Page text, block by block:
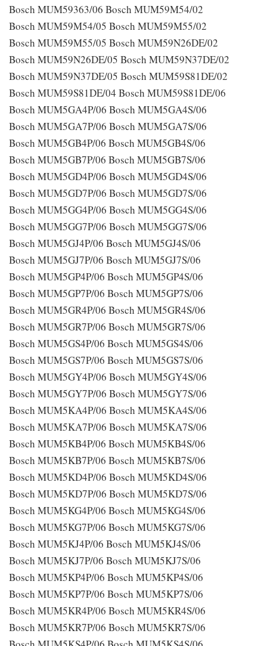
Bosch MUM59363/06 Bosch MUM59M54/02
Bosch MUM59M54/05 Bosch MUM59M55/02
Bosch MUM59M55/05 Bosch MUM59N26DE/02
Bosch MUM59N26DE/05 Bosch MUM59N37DE/02
Bosch MUM59N37DE/05 Bosch MUM59S81DE/02
Bosch MUM59S81DE/04 Bosch MUM59S81DE/06
Bosch MUM5GA4P/06 Bosch MUM5GA4S/06
Bosch MUM5GA7P/06 Bosch MUM5GA7S/06
Bosch MUM5GB4P/06 Bosch MUM5GB4S/06
Bosch MUM5GB7P/06 Bosch MUM5GB7S/06
Bosch MUM5GD4P/06 Bosch MUM5GD4S/06
Bosch MUM5GD7P/06 Bosch MUM5GD7S/06
Bosch MUM5GG4P/06 Bosch MUM5GG4S/06
Bosch MUM5GG7P/06 Bosch MUM5GG7S/06
Bosch MUM5GJ4P/06 Bosch MUM5GJ4S/06
Bosch MUM5GJ7P/06 Bosch MUM5GJ7S/06
Bosch MUM5GP4P/06 Bosch MUM5GP4S/06
Bosch MUM5GP7P/06 Bosch MUM5GP7S/06
Bosch MUM5GR4P/06 Bosch MUM5GR4S/06
Bosch MUM5GR7P/06 Bosch MUM5GR7S/06
Bosch MUM5GS4P/06 Bosch MUM5GS4S/06
Bosch MUM5GS7P/06 Bosch MUM5GS7S/06
Bosch MUM5GY4P/06 Bosch MUM5GY4S/06
Bosch MUM5GY7P/06 Bosch MUM5GY7S/06
Bosch MUM5KA4P/06 Bosch MUM5KA4S/06
Bosch MUM5KA7P/06 Bosch MUM5KA7S/06
Bosch MUM5KB4P/06 Bosch MUM5KB4S/06
Bosch MUM5KB7P/06 Bosch MUM5KB7S/06
Bosch MUM5KD4P/06 Bosch MUM5KD4S/06
Bosch MUM5KD7P/06 Bosch MUM5KD7S/06
Bosch MUM5KG4P/06 Bosch MUM5KG4S/06
Bosch MUM5KG7P/06 Bosch MUM5KG7S/06
Bosch MUM5KJ4P/06 Bosch MUM5KJ4S/06
Bosch MUM5KJ7P/06 Bosch MUM5KJ7S/06
Bosch MUM5KP4P/06 Bosch MUM5KP4S/06
Bosch MUM5KP7P/06 Bosch MUM5KP7S/06
Bosch MUM5KR4P/06 Bosch MUM5KR4S/06
Bosch MUM5KR7P/06 Bosch MUM5KR7S/06